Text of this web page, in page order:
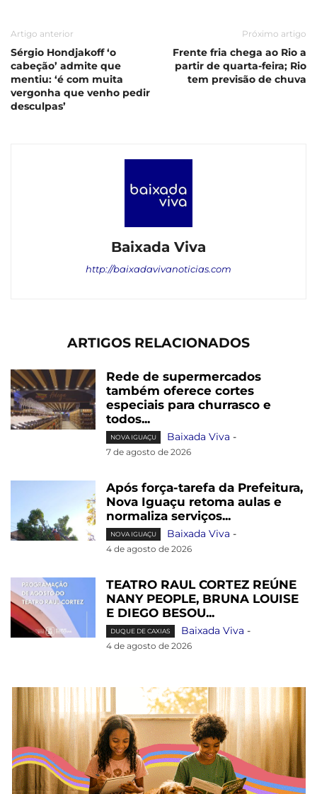
Artigo anterior
Sérgio Hondjakoff ‘o
cabeção’ admite que
mentiu: ‘é com muita
vergonha que venho pedir
desculpas’
Próximo artigo
Frente fria chega ao Rio a
partir de quarta-feira; Rio
tem previsão de chuva
Baixada Viva
http://baixadavivanoticias.com
ARTIGOS RELACIONADOS
Rede de supermercados
também oferece cortes
especiais para churrasco e
todos...
NOVA IGUAÇU Baixada Viva -
7 de agosto de 2026
Após força-tarefa da Prefeitura,
Nova Iguaçu retoma aulas e
normaliza serviços...
NOVA IGUAÇU Baixada Viva -
4 de agosto de 2026
TEATRO RAUL CORTEZ REÚNE
NANY PEOPLE, BRUNA LOUISE
E DIEGO BESOU...
DUQUE DE CAXIAS Baixada Viva -
4 de agosto de 2026